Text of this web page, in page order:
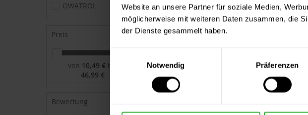
Website an unsere Partner für soziale Medien,
möglicherweise mit weiteren Daten zusammen, die
der Dienste gesammelt haben.
Notwendig
Präferenzen
OWATROL
Preis
von 10,49 € bis
46,99 €
Bewertung